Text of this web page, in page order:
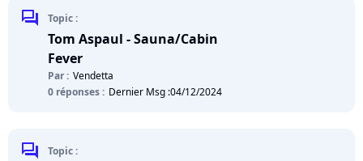
chat Topic :
Tom Aspaul - Sauna/Cabin
Fever
Par : Vendetta
0 réponses : Dernier Msg :04/12/2024
chat Topic :